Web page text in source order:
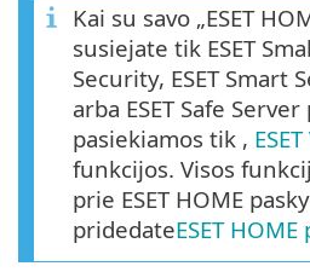
Kai su savo „ESET
susiejate tik ESET
Security, ESET Smart
arba ESET Safe
pasiekiamos tik ,
funkcijos. Visos
prie ESET HOME
pridedateESET